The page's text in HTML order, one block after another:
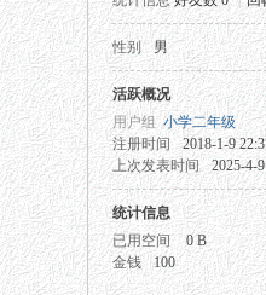
秘
性别 男
活跃概况
用户组 小学二年级
注册时间
2018-1-9
上次发表时间
2025-4-
统计信息
已用空间
0 B
金钱
100